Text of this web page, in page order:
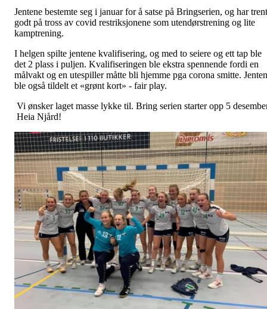
Jentene bestemte seg i januar for å satse på Bringserien, og har trent
godt på tross av covid restriksjonene som utendørstrening og lite
kamptrening.
I helgen spilte jentene kvalifisering, og med to seiere og ett tap ble
det 2 plass i puljen. Kvalifiseringen ble ekstra spennende fordi en
målvakt og en utespiller måtte bli hjemme pga corona smitte.
ble også tildelt et «grønt kort» - fair play.
Vi ønsker laget masse lykke til. Bring serien starter opp 5
Heia Njård!